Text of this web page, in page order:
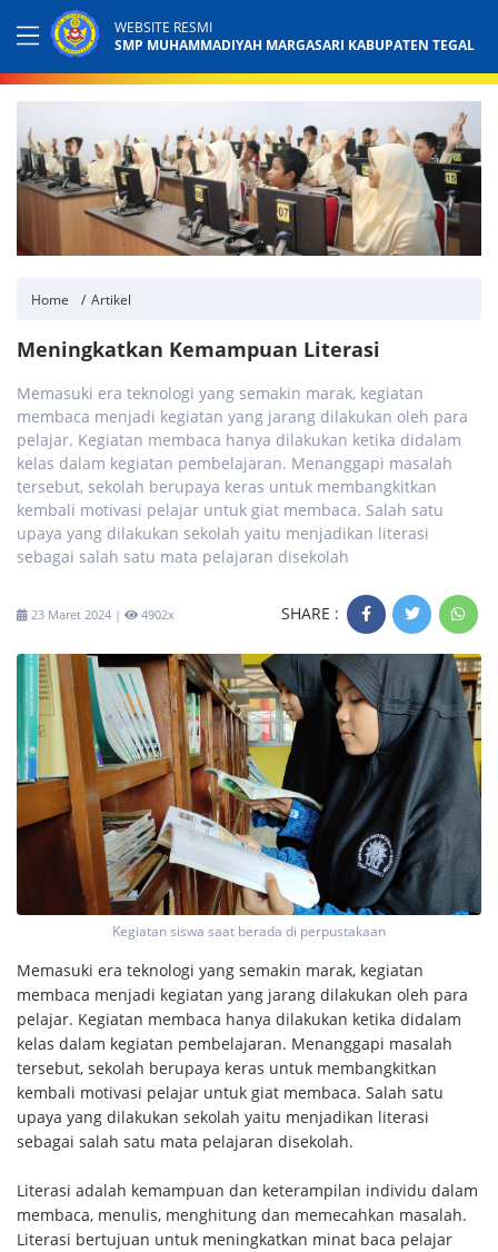
WEBSITE RESMI
SMP MUHAMMADIYAH MARGASARI KABUPATEN TEGAL
Home Artikel
Meningkatkan Kemampuan Literasi
Memasuki era teknologi yang semakin marak, kegiatan
membaca menjadi kegiatan yang jarang dilakukan oleh para
pelajar. Kegiatan membaca hanya dilakukan ketika didalam
kelas dalam kegiatan pembelajaran. Menanggapi masalah
tersebut, sekolah berupaya keras untuk membangkitkan
kembali motivasi pelajar untuk giat membaca. Salah satu
upaya yang dilakukan sekolah yaitu menjadikan literasi
sebagai salah satu mata pelajaran disekolah
23 Maret 2024 | 4902x SHARE :
Kegiatan siswa saat berada di perpustakaan
Memasuki era teknologi yang semakin marak, kegiatan
membaca menjadi kegiatan yang jarang dilakukan oleh para
pelajar. Kegiatan membaca hanya dilakukan ketika didalam
kelas dalam kegiatan pembelajaran. Menanggapi masalah
tersebut, sekolah berupaya keras untuk membangkitkan
kembali motivasi pelajar untuk giat membaca. Salah satu
upaya yang dilakukan sekolah yaitu menjadikan literasi
sebagai salah satu mata pelajaran disekolah.
Literasi adalah kemampuan dan keterampilan individu dalam
membaca, menulis, menghitung dan memecahkan masalah.
Literasi bertujuan untuk meningkatkan minat baca pelajar